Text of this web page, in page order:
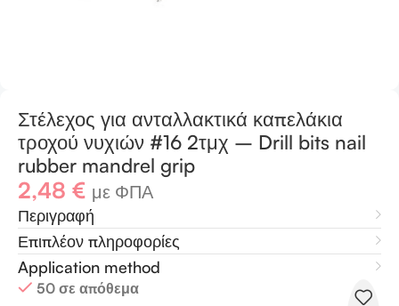
Στέλεχος για ανταλλακτικά καπελάκια
τροχού νυχιών #16 2τμχ – Drill bits nail
rubber mandrel grip
2,48 € με ΦΠΑ
Περιγραφή
Επιπλέον πληροφορίες
Application method
50 σε απόθεμα